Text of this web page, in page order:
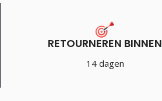
RETOURNEREN BINNEN
14 dagen